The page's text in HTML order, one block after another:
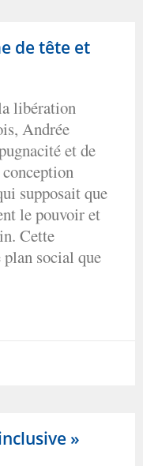
de tête et
libération
Andrée
et de
supposait que
le pouvoir et
Cette
social que
»